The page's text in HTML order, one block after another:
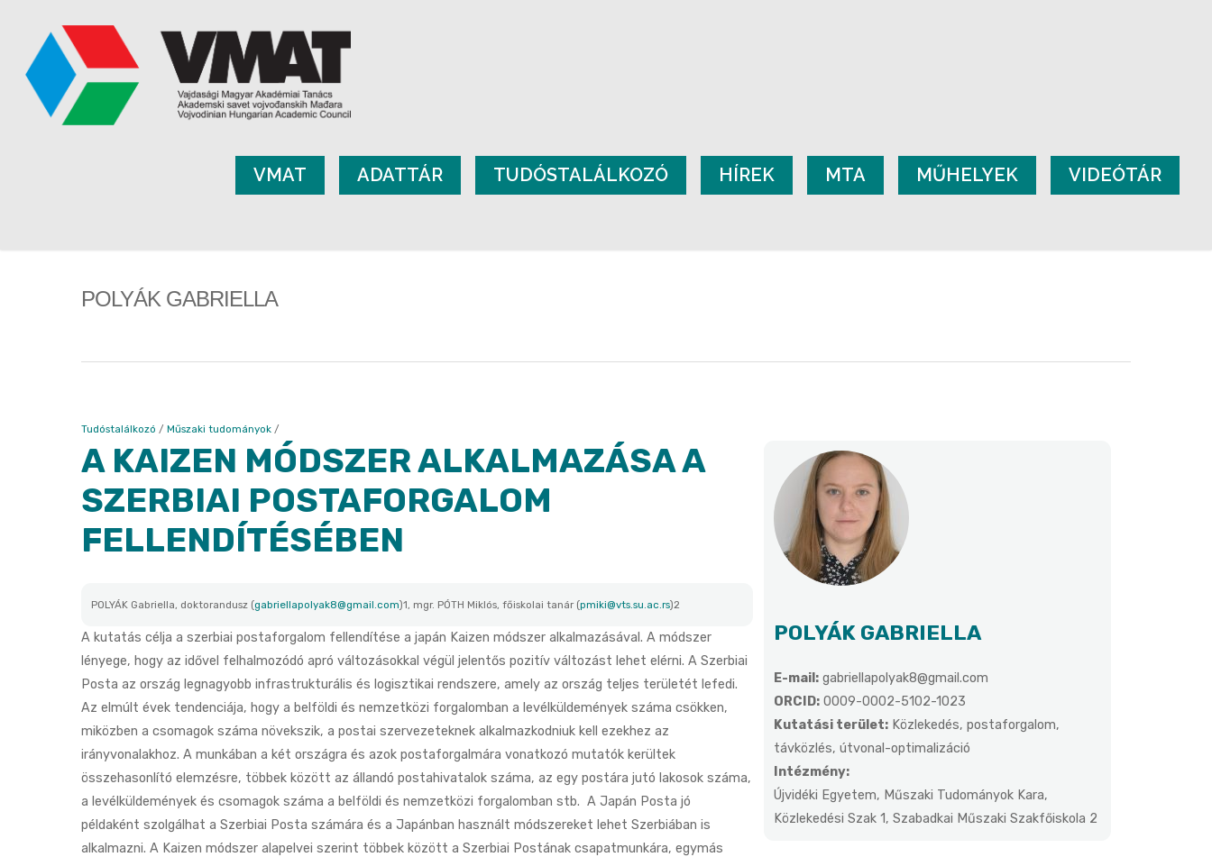
VMAT ADATTÁR TUDÓSTALÁLKOZÓ HÍREK MTA MŰHELYEK VIDEÓTÁR
POLYÁK GABRIELLA
Tudóstalálkozó / Műszaki tudományok /
A KAIZEN MÓDSZER ALKALMAZÁSA A
SZERBIAI POSTAFORGALOM
FELLENDÍTÉSÉBEN
POLYÁK Gabriella, doktorandusz (gabriellapolyak8@gmail.com)1, mgr. PÓTH Miklós, főiskolai tanár (pmiki@vts.su.ac.rs)2
A kutatás célja a szerbiai postaforgalom fellendítése a japán Kaizen módszer alkalmazásával. A módszer
lényege, hogy az idővel felhalmozódó apró változásokkal végül jelentős pozitív változást lehet elérni. A Szerbiai
Posta az ország legnagyobb infrastrukturális és logisztikai rendszere, amely az ország teljes területét lefedi.
Az elmúlt évek tendenciája, hogy a belföldi és nemzetközi forgalomban a levélküldemények száma csökken,
miközben a csomagok száma növekszik, a postai szervezeteknek alkalmazkodniuk kell ezekhez az
irányvonalakhoz. A munkában a két országra és azok postaforgalmára vonatkozó mutatók kerültek
összehasonlító elemzésre, többek között az állandó postahivatalok száma, az egy postára jutó lakosok száma,
a levélküldemények és csomagok száma a belföldi és nemzetközi forgalomban stb. A Japán Posta jó
példaként szolgálhat a Szerbiai Posta számára és a Japánban használt módszereket lehet Szerbiában is
alkalmazni. A Kaizen módszer alapelvei szerint többek között a Szerbiai Postának csapatmunkára, egymás
POLYÁK GABRIELLA
E-mail:gabriellapolyak8@gmail.com
ORCID:0009-0002-5102-1023
Kutatási terület:Közlekedés, postaforgalom,
távközlés, útvonal-optimalizáció
Intézmény:
Újvidéki Egyetem, Műszaki Tudományok Kara,
Közlekedési Szak 1, Szabadkai Műszaki Szakfőiskola 2